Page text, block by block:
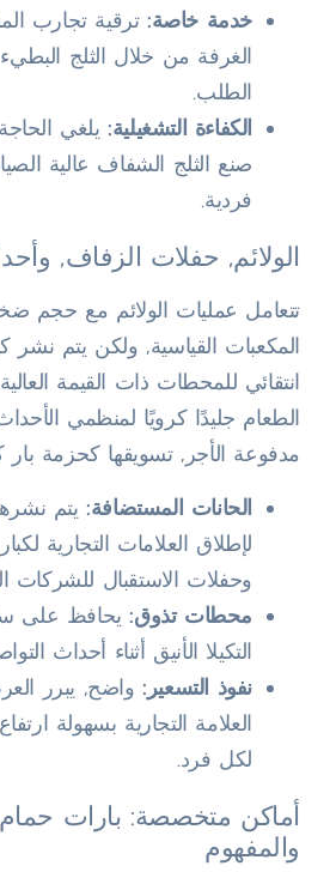
خدمة خاصة: ترقية تجارب
الغرفة من خلال الثلج
الطلب.
الكفاءة التشغيلية:يلغي
صنع الثلج الشفاف عالية
فردية.
الولائم, حفلات الزفاف,
تتعامل عمليات الولائم مع حجم
المكعبات القياسية, ولكن يتم
انتقائي للمحطات ذات القيمة
الطعام جليدًا كرويًا لمنظمي
مدفوعة الأجر, تسويقها كحزمة بار
الحانات المستضافة:يتم
لإطلاق العلامات التجارية
وحفلات الاستقبال للشركات
محطات تذوق:يحافظ على
التكيلا الأنيق أثناء أحداث
نفوذ التسعير:واضح, يبرر
العلامة التجارية بسهولة
لكل فرد.
أماكن متخصصة: بارات
والمفهوم